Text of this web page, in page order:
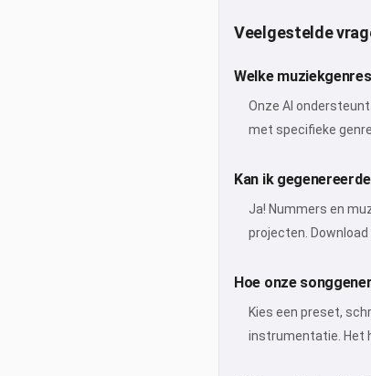
Veelgestelde
Welke
Onze AI
met specifieke
Kan ik
Ja! Nummers en
projecten.
Hoe onze
Kies een preset,
instrumentatie. Het